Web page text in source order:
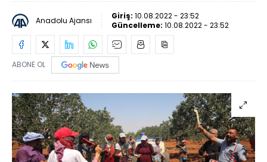
Anadolu Ajansı Giriş: 10.08.2022 - 23:52
Güncelleme: 10.08.2022 - 23:52
ABONE OL